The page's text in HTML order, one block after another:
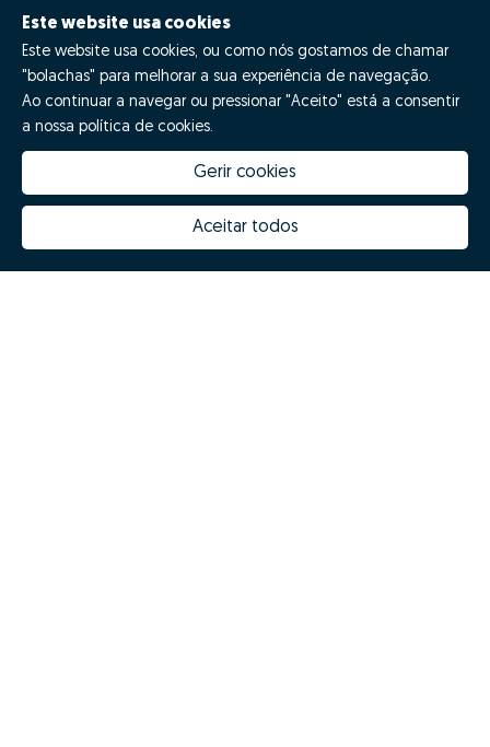
Este website usa cookies
Este website usa cookies, ou como nós gostamos de chamar
"bolachas" para melhorar a sua experiência de navegação.
Ao continuar a navegar ou pressionar "Aceito" está a consentir
a nossa política de cookies.
Gerir cookies
Aceitar todos